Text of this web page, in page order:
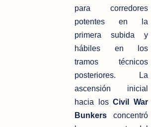
para corredores
potentes en la
primera subida y
hábiles en los
tramos técnicos
posteriores. La
ascensión inicial
hacia los Civil War
Bunkers concentró